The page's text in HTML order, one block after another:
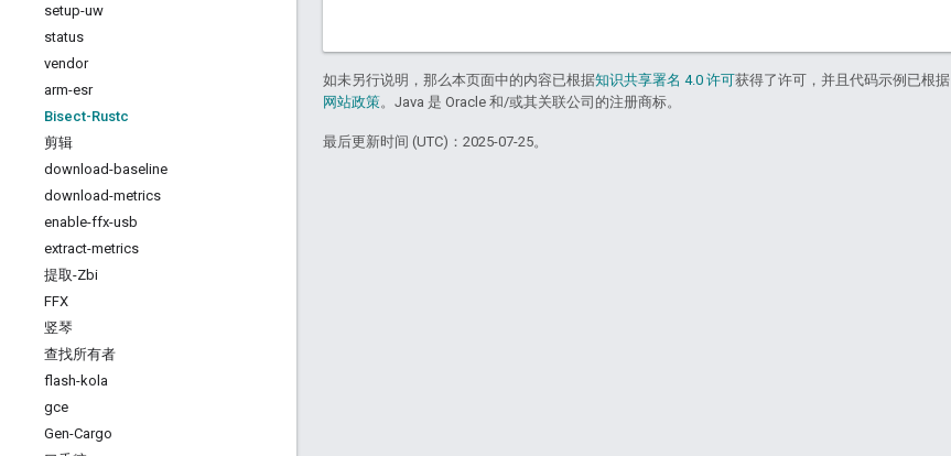
setup-uw
status
vendor
arm-esr
Bisect-Rustc
剪辑
download-baseline
download-metrics
enable-ffx-usb
extract-metrics
提取-Zbi
FFX
竖琴
查找所有者
flash-kola
gce
Gen-Cargo
如未另行说明，那么本页面中的内容已根据知识共享署名 4.0 许可获得了许可，并且代码示例已根据
网站政策。Java 是 Oracle 和/或其关联公司的注册商标。
最后更新时间 (UTC)：2025-07-25。